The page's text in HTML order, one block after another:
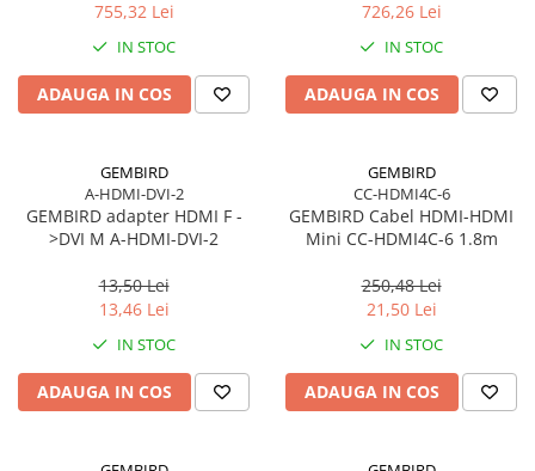
755,32 Lei
IN STOC
ADAUGA IN COS
726,26 Lei
IN STOC
ADAUGA IN COS
GEMBIRD
A-HDMI-DVI-2
GEMBIRD adapter HDMI F -
>DVI M A-HDMI-DVI-2
13,50 Lei
13,46 Lei
IN STOC
ADAUGA IN COS
GEMBIRD
CC-HDMI4C-6
GEMBIRD Cabel HDMI-HDMI
Mini CC-HDMI4C-6 1.8m
250,48 Lei
21,50 Lei
IN STOC
ADAUGA IN COS